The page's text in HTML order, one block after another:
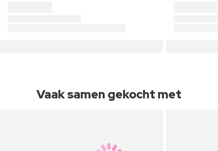
Vaak samen gekocht met